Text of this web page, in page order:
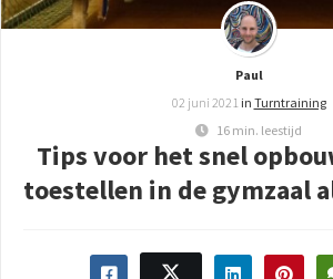
Paul
02 juni 2021 in Turntraining
16 min. leestijd
Tips voor het snel
toestellen in de gymzaal